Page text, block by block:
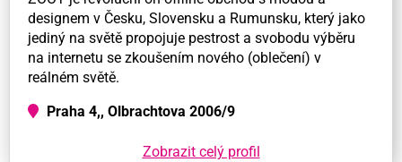
designem v Česku, Slovensku a Rumunsku, který jako
jediný na světě propojuje pestrost a svobodu výběru
na internetu se zkoušením nového (oblečení) v
reálném světě.
Praha 4,, Olbrachtova 2006/9
Zobrazit celý profil